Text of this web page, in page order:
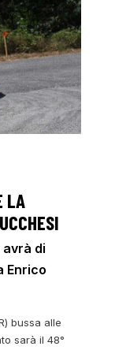
LA
avrà di
Enrico
bussa alle
sarà il 48°